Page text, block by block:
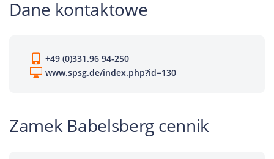
Dane kontaktowe
+49 (0)331.96 94-250
www.spsg.de/index.php?id=130
Zamek Babelsberg cennik